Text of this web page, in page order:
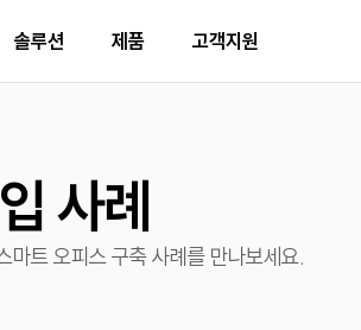
솔루션
솔루션 제품
산업별 도입 사례
제품
출력기기
정부 조달 품목
고객지원
사업 제안
신도랑사례
마트 오피스 구축 사례를 만나보세요.